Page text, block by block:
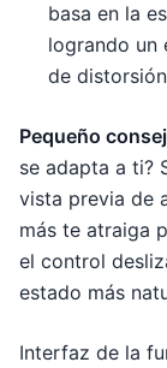
basa en la
logrando un
de
Pequeño
se adapta a ti?
vista previa de
más te atraiga
el control
estado más
Interfaz de la